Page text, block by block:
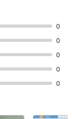
0
0
0
0
0